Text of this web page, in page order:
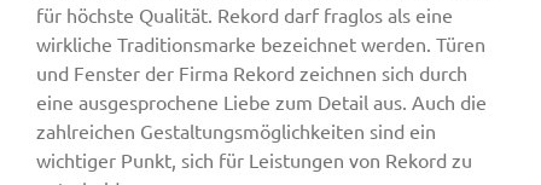
für höchste Qualität. Rekord darf fraglos als eine
wirkliche Traditionsmarke bezeichnet werden. Türen
und Fenster der Firma Rekord zeichnen sich durch
eine ausgesprochene Liebe zum Detail aus. Auch die
zahlreichen Gestaltungsmöglichkeiten sind ein
wichtiger Punkt, sich für Leistungen von Rekord zu